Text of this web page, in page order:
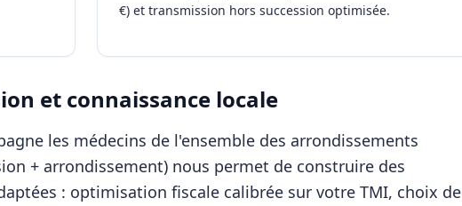
€) et transmission hors succession optimisée.
et connaissance locale
les médecins de l'ensemble des arrondissements
+ arrondissement) nous permet de construire des
: optimisation fiscale calibrée sur votre TMI, choix de